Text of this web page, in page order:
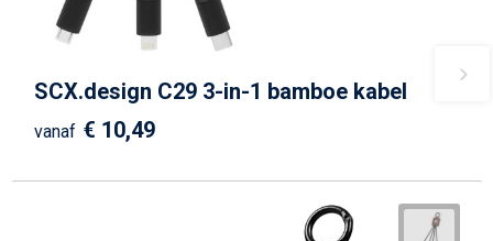
SCX.design C29 3-in-1 bamboe kabel
vanaf € 10,49